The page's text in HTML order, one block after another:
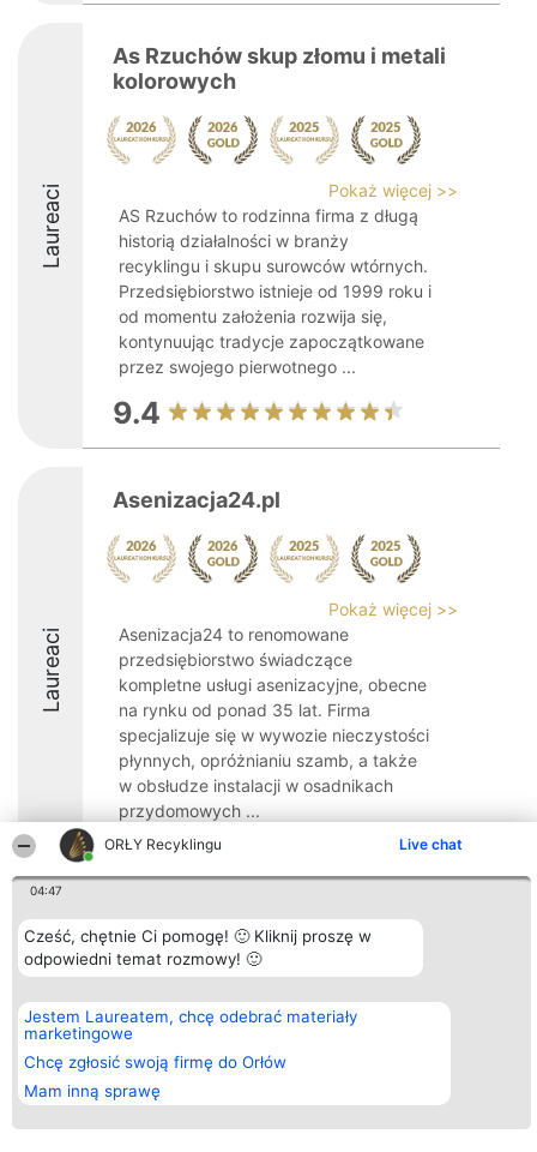
ORŁY Recyklingu Live chat
04:47
Cześć, chętnie Ci pomogę! 🙂 Kliknij proszę w
odpowiedni temat rozmowy! 🙂
Jestem Laureatem, chcę odebrać materiały
marketingowe
Chcę zgłosić swoją firmę do Orłów
Mam inną sprawę
Laureaci
As Rzuchów skup złomu i metali
kolorowych
Pokaż więcej >>
AS Rzuchów to rodzinna firma z długą
historią działalności w branży
recyklingu i skupu surowców wtórnych.
Przedsiębiorstwo istnieje od 1999 roku i
od momentu założenia rozwija się,
kontynuując tradycje zapoczątkowane
przez swojego pierwotnego ...
9.4
Laureaci
Asenizacja24.pl
Pokaż więcej >>
Asenizacja24 to renomowane
przedsiębiorstwo świadczące
kompletne usługi asenizacyjne, obecne
na rynku od ponad 35 lat. Firma
specjalizuje się w wywozie nieczystości
płynnych, opróżnianiu szamb, a także
w obsłudze instalacji w osadnikach
przydomowych ...
9.8
Organizator plebiscytu
Bright Side Solutions sp. z o.
o. sp. k.
Wrocław 50-079
KRS 0000749100 | Regon
381313360 | NIP 8943132676
+48 508 492 400
Plebiscyt
Laureaci
Lista
Laureatów
Polityka
Kontakt